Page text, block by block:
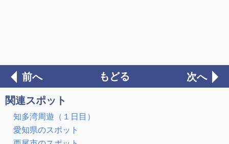
前へ もどる 次へ
関連スポット
知多湾周遊（１日目）
愛知県のスポット